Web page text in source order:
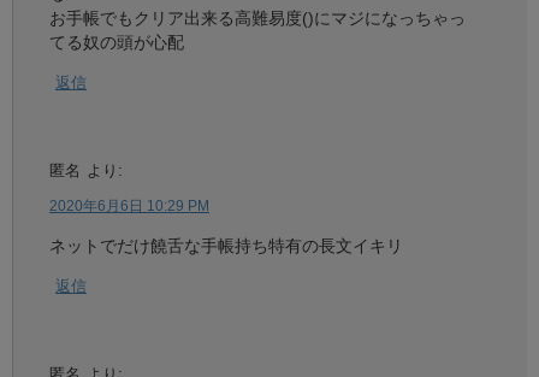
お手帳でもクリア出来る高難易度()にマジになっちゃっ
てる奴の頭が心配
返信
匿名 より:
2020年6月6日 10:29 PM
ネットでだけ饒舌な手帳持ち特有の長文イキリ
返信